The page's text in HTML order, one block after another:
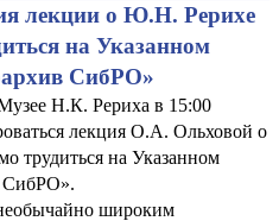
лекции о Ю.Н. Рерихе
на Указанном
СибРО»
Н.К. Рериха в 15:00
лекция О.А. Ольховой о
трудиться на Указанном
СибРО».
широким